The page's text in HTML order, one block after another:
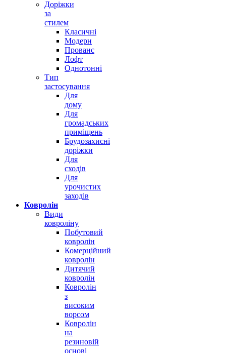
Доріжки
за
стилем
Класичні
Модерн
Прованс
Лофт
Однотонні
Тип
застосування
Для
дому
Для
громадських
приміщень
Брудозахисні
доріжки
Для
сходів
Для
урочистих
заходів
Ковролін
Види
ковроліну
Побутовий
ковролін
Комерційний
ковролін
Дитячий
ковролін
Ковролін
з
високим
ворсом
Ковролін
на
резиновій
основі